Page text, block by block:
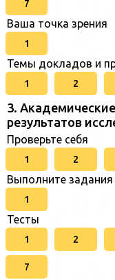
7
Ваша точка зрения
1
Темы докладов и
1 2
3.
результатов
Проверьте себя
1 2
Выполните задания
1
Тесты
1 2
7